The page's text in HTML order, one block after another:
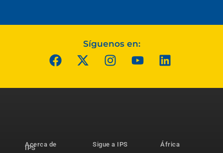
Síguenos en:
Acerca de
IPS
Sigue a IPS
África